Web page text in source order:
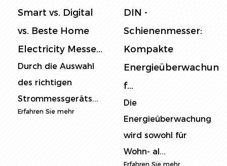
DIN -
Schienenmesser:
Kompakte
Energieüberwachung
f...
Die
Panel -
Strommesser: Die
ultimative
Anleitung zur E...
In der heutigen
energiebewussten
Welt ist die Ü...